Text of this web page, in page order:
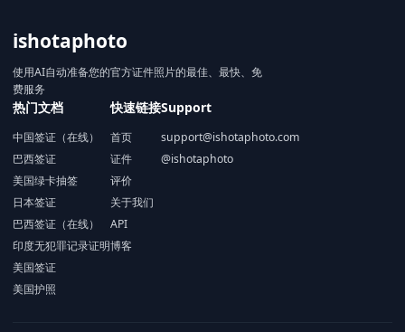
ishotaphoto
使用AI自动准备您的官方证件照片的最佳、最快、免
费服务
热门文档
中国签证（在线）
巴西签证
美国绿卡抽签
日本签证
巴西签证（在线）
印度无犯罪记录证明
美国签证
美国护照
快速链接
首页
证件
评价
关于我们
API
博客
Support
support@ishotaphoto.com
@ishotaphoto